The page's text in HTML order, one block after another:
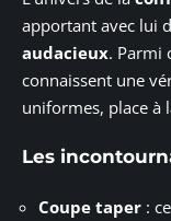
apportant avec lui
audacieux. Parmi
connaissent une
uniformes, place à
Les
Coupe taper :